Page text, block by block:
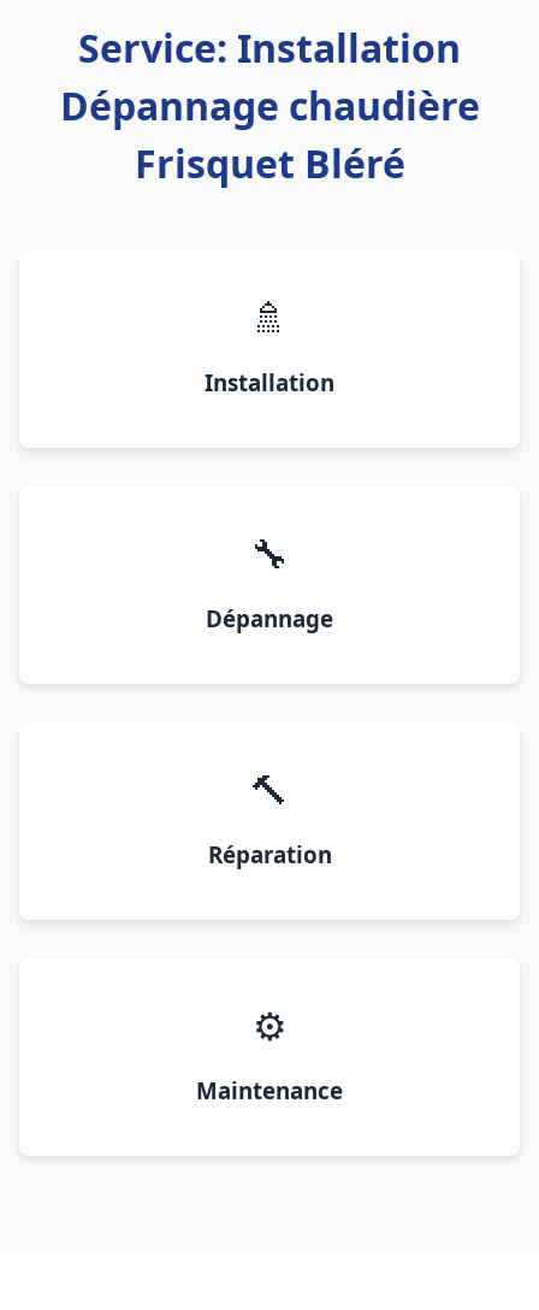
Service: Installation
Dépannage chaudière
Frisquet Bléré
🚿
Installation
🔧
Dépannage
🔨
Réparation
⚙️
Maintenance